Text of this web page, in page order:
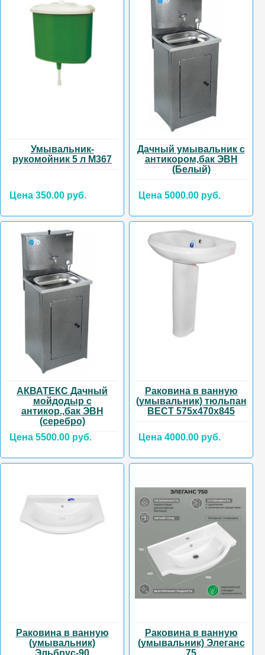
Умывальник-
рукомойник 5 л М367
Цена 350.00 руб.
Дачный умывальник с
антикором,бак ЭВН
(Белый)
Цена 5000.00 руб.
АКВАТЕКС Дачный
мойдодыр с
антикор.,бак ЭВН
(серебро)
Цена 5500.00 руб.
Раковина в ванную
(умывальник) тюльпан
ВЕСТ 575х470х845
Цена 4000.00 руб.
Раковина в ванную
(умывальник)
Раковина в ванную
(умывальник) Элеганс